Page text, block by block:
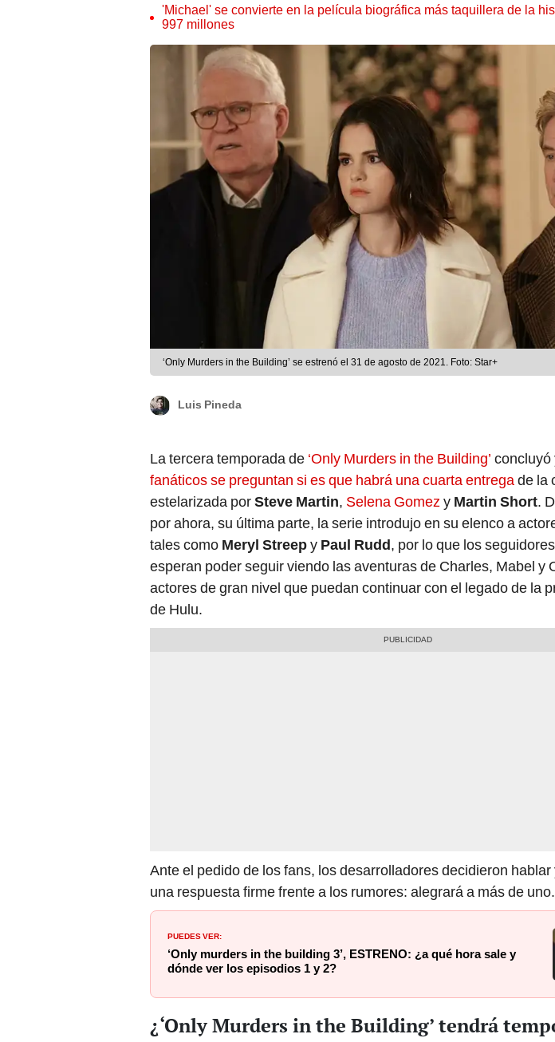
'Michael' se convierte en la película biográfica más taquillera de la
997 millones
‘Only Murders in the Building’ se estrenó el 31 de agosto de 2021. Foto: Star+
Luis Pineda
La tercera temporada de ‘Only Murders in the Building’ concluyó
fanáticos se preguntan si es que habrá una cuarta entregade la
estelarizada porSteve Martin, Selena Gomezy Martin Short.
por ahora, su última parte, la serie introdujo en su elenco a
tales como Meryl Streepy Paul Rudd, por lo que los
esperan poder seguir viendo las aventuras de Charles, Mabel y
actores de gran nivel que puedan continuar con el legado de la
de Hulu.
Ante el pedido de los fans, los desarrolladores decidieron
una respuesta firme frente a los rumores: alegrará a más de uno.
PUEDES VER:
‘Only murders in the building 3’, ESTRENO: ¿a qué hora sale y
dónde ver los episodios 1 y 2?
¿‘Only Murders in the Building’ tendrá